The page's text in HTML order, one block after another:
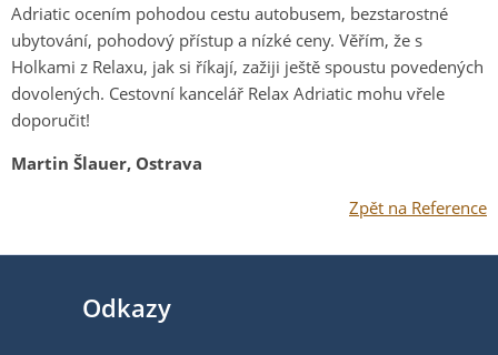
Adriatic ocením pohodou cestu autobusem, bezstarostné
ubytování, pohodový přístup a nízké ceny. Věřím, že s
Holkami z Relaxu, jak si říkají, zažiji ještě spoustu povedených
dovolených. Cestovní kancelář Relax Adriatic mohu vřele
doporučit!
Martin Šlauer, Ostrava
Zpět na Reference
Odkazy